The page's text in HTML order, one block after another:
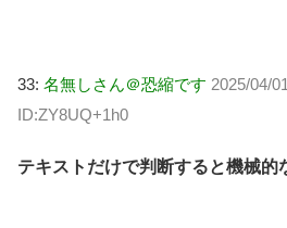
33: 名無しさん＠恐縮です 2025/04/
ID:ZY8UQ+1h0
テキストだけで判断すると機械的